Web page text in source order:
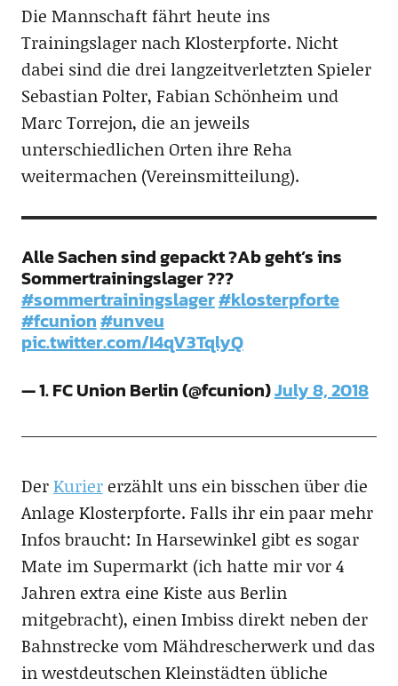
Die Mannschaft fährt heute ins
Trainingslager nach Klosterpforte. Nicht
dabei sind die drei langzeitverletzten Spieler
Sebastian Polter, Fabian Schönheim und
Marc Torrejon, die an jeweils
unterschiedlichen Orten ihre Reha
weitermachen (Vereinsmitteilung).
Alle Sachen sind gepackt ?Ab geht’s ins
Sommertrainingslager ???
#sommertrainingslager#klosterpforte
#fcunion#unveu
pic.twitter.com/I4qV3TqlyQ
— 1. FC Union Berlin (@fcunion)July 8, 2018
DerKuriererzählt uns ein bisschen über die
Anlage Klosterpforte. Falls ihr ein paar mehr
Infos braucht: In Harsewinkel gibt es sogar
Mate im Supermarkt (ich hatte mir vor 4
Jahren extra eine Kiste aus Berlin
mitgebracht), einen Imbiss direkt neben der
Bahnstrecke vom Mähdrescherwerk und das
in westdeutschen Kleinstädten übliche